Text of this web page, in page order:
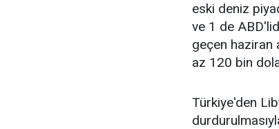
eski deniz
ve 1 de
geçen haziran
az 120 bin
Türkiye'den